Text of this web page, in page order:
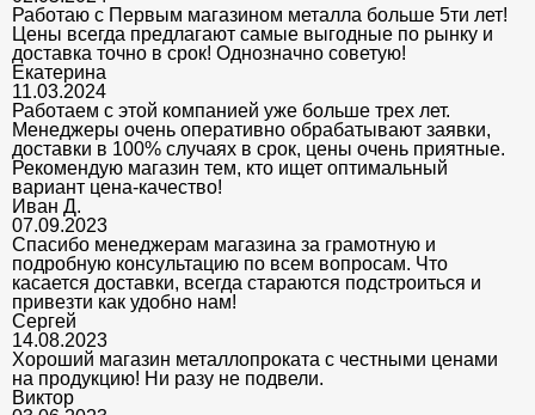
Работаю с Первым магазином металла больше 5ти лет!
Цены всегда предлагают самые выгодные по рынку и
доставка точно в срок! Однозначно советую!
Екатерина
11.03.2024
Работаем с этой компанией уже больше трех лет.
Менеджеры очень оперативно обрабатывают заявки,
доставки в 100% случаях в срок, цены очень приятные.
Рекомендую магазин тем, кто ищет оптимальный
вариант цена-качество!
Иван Д.
07.09.2023
Спасибо менеджерам магазина за грамотную и
подробную консультацию по всем вопросам. Что
касается доставки, всегда стараются подстроиться и
привезти как удобно нам!
Сергей
14.08.2023
Хороший магазин металлопроката с честными ценами
на продукцию! Ни разу не подвели.
Виктор